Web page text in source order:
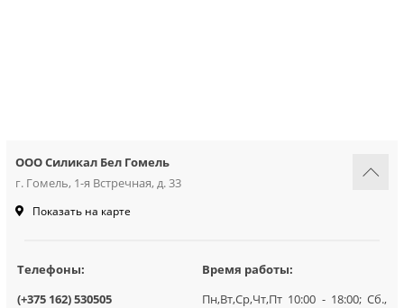
ООО Силикал Бел Гомель
г. Гомель, 1-я Встречная, д. 33
Показать на карте
Телефоны:
(+375 162) 530505
Время работы:
Пн,Вт,Ср,Чт,Пт 10:00 - 18:00; Сб.,